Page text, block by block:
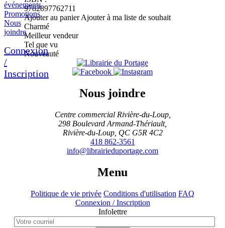
événements
Promotions
Nous
joindre
Connexion
/
Inscription
9782897762711
Ajouter au panierAjouter à ma liste de souhait
Charmé
Meilleur vendeur
Tel que vu
Nouveauté
Nous joindre
Centre commercial Rivière-du-Loup,
298 Boulevard Armand-Thériault,
Rivière-du-Loup, QC G5R 4C2
418 862-3561
info@librairieduportage.com
Menu
Politique de vie privée Conditions d'utilisation FAQ
Connexion / Inscription
Infolettre